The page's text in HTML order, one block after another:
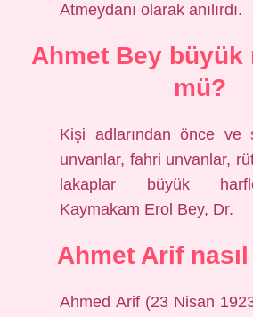
Atmeydanı olarak anılırdı.
Ahmet Bey büyük
mü?
Kişi adlarından önce ve
unvanlar, fahri unvanlar,
lakaplar büyük
Kaymakam Erol Bey, Dr.
Ahmet Arif nasıl
Ahmed Arif (23 Nisan